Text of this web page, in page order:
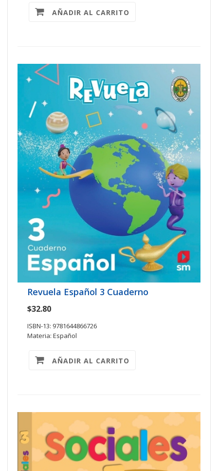
AÑADIR AL CARRITO
Revuela Español 3 Cuaderno
$32.80
ISBN-13: 9781644866726
Materia: Español
AÑADIR AL CARRITO